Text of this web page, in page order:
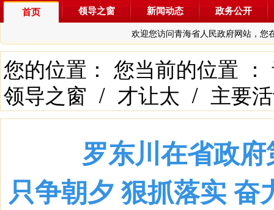
首页
欢迎您访问青海省人民政府网站，您
领导之窗 新闻动态 政务公开
您的位置： 您当前的位置 ：
领导之窗 / 才让太 / 主要
罗东川在省政
只争朝夕 狠抓落实 奋